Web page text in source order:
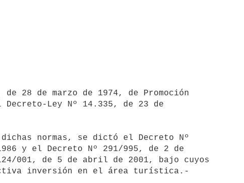
28 de marzo de 1974, de Promoción
Ley Nº 14.335, de 23 de
dichas normas, se dictó el Decreto Nº
y el Decreto Nº 291/995, de 2 de
001, de 5 de abril de 2001, bajo cuyos
inversión en el área turística.-